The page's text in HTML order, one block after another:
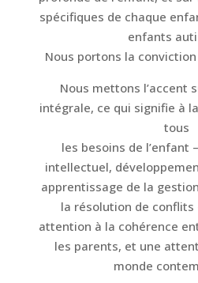
spécifiques de chaque
enfants
Nous portons la
Nous mettons l’accent
intégrale, ce qui signifie à
tous
les besoins de l’enfant
intellectuel,
apprentissage de la
la résolution de conflits
attention à la cohérence
les parents, et une
monde